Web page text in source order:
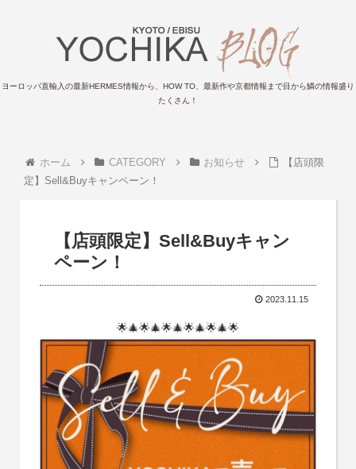
ヨーロッパ直輸入の最新HERMES情報から、HOW TO、最新作や京都情報まで目から鱗の情報盛り
たくさん！
ホーム CATEGORY お知らせ
【店頭限
定】Sell&Buyキャンペーン！
【店頭限定】Sell&Buyキャン
ペーン！
2023.11.15
🌟🎄🌟🎄🌟🎄🌟🎄🌟🎄🌟